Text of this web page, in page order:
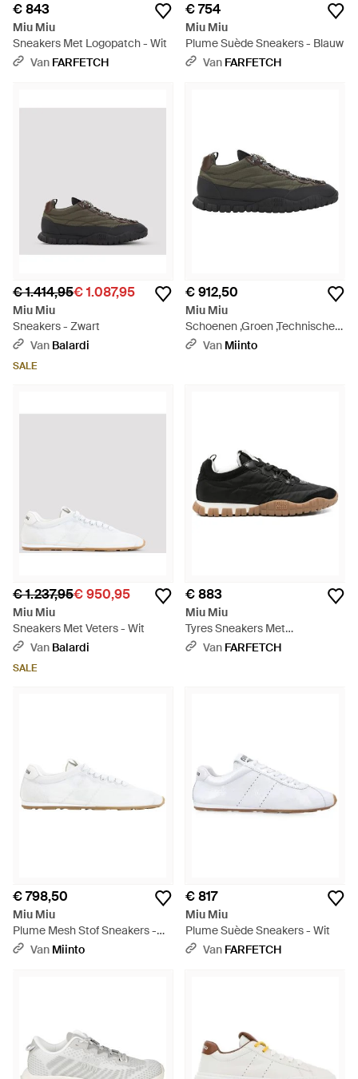
€ 843
Miu Miu
Sneakers Met Logopatch - Wit
Van FARFETCH
€ 754
Miu Miu
Plume Suède Sneakers - Blauw
Van FARFETCH
€ 1.414,95€ 1.087,95
Miu Miu
Sneakers - Zwart
Van Balardi
SALE
€ 912,50
Miu Miu
Schoenen ,Groen ,Technische
Sneakers - Zwart
Van Miinto
€ 1.237,95€ 950,95
Miu Miu
Sneakers Met Veters - Wit
Van Balardi
SALE
€ 883
Miu Miu
Tyres Sneakers Met
Plateauzool - Zwart
Van FARFETCH
€ 798,50
Miu Miu
Plume Mesh Stof Sneakers -
Wit Van Miinto
€ 817
Miu Miu
Plume Suède Sneakers - Wit
Van FARFETCH